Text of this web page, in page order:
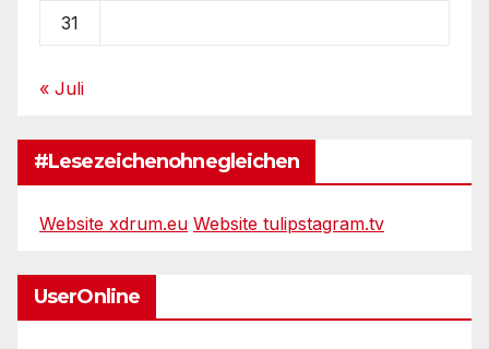
31
« Juli
#Lesezeichenohnegleichen
Website xdrum.eu Website tulipstagram.tv
UserOnline